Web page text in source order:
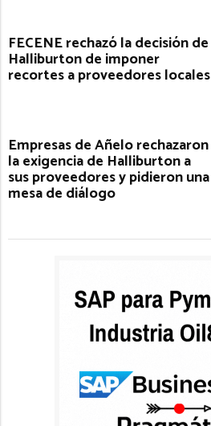
FECENE rechazó la decisión de
Halliburton de imponer
recortes a proveedores locales
Empresas de Añelo rechazaron
la exigencia de Halliburton a
sus proveedores y pidieron una
mesa de diálogo